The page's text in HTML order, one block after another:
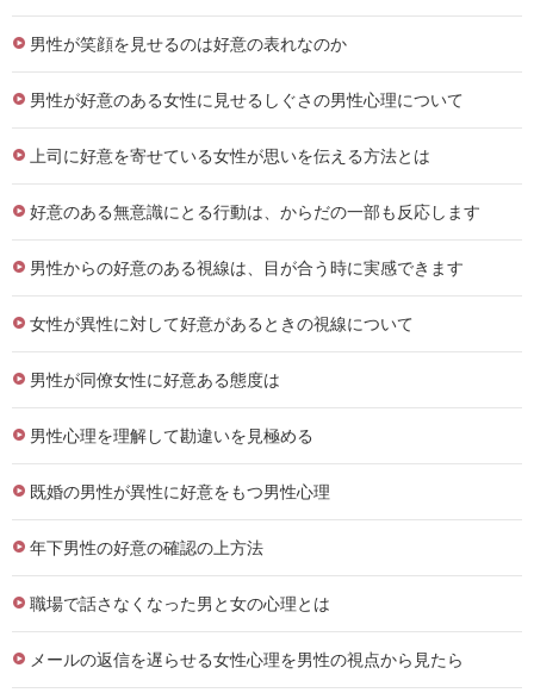
男性が笑顔を見せるのは好意の表れなのか
男性が好意のある女性に見せるしぐさの男性心理について
上司に好意を寄せている女性が思いを伝える方法とは
好意のある無意識にとる行動は、からだの一部も反応します
男性からの好意のある視線は、目が合う時に実感できます
女性が異性に対して好意があるときの視線について
男性が同僚女性に好意ある態度は
男性心理を理解して勘違いを見極める
既婚の男性が異性に好意をもつ男性心理
年下男性の好意の確認の上方法
職場で話さなくなった男と女の心理とは
メールの返信を遅らせる女性心理を男性の視点から見たら